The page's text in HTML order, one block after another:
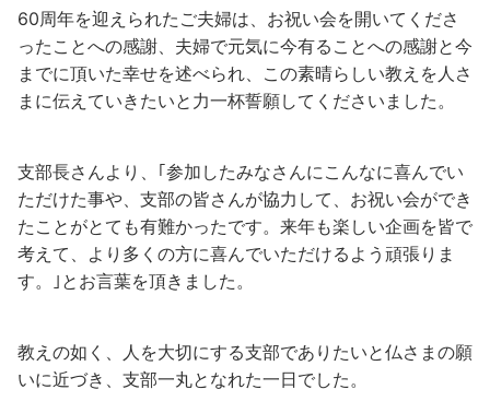
60周年を迎えられたご夫婦は、お祝い会を開いてくださ
ったことへの感謝、夫婦で元気に今有ることへの感謝と今
までに頂いた幸せを述べられ、この素晴らしい教えを人さ
まに伝えていきたいと力一杯誓願してくださいました。
支部長さんより、｢参加したみなさんにこんなに喜んでい
ただけた事や、支部の皆さんが協力して、お祝い会ができ
たことがとても有難かったです。来年も楽しい企画を皆で
考えて、より多くの方に喜んでいただけるよう頑張りま
す。｣とお言葉を頂きました。
教えの如く、人を大切にする支部でありたいと仏さまの願
いに近づき、支部一丸となれた一日でした。